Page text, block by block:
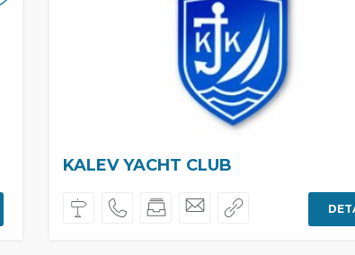
KALEV YACHT CLUB